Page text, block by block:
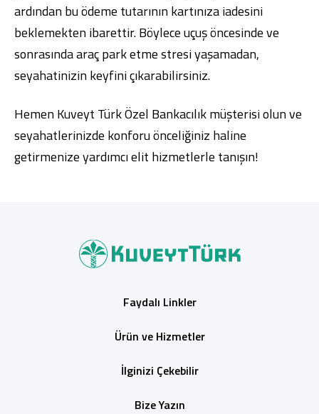
ardından bu ödeme tutarının kartınıza iadesini
beklemekten ibarettir. Böylece uçuş öncesinde ve
sonrasında araç park etme stresi yaşamadan,
seyahatinizin keyfini çıkarabilirsiniz.
Hemen Kuveyt Türk Özel Bankacılıkmüşterisi olunve
seyahatlerinizde konforu önceliğiniz haline
getirmenize yardımcı elit hizmetlerle tanışın!
Faydalı Linkler
Ürün ve Hizmetler
İlginizi Çekebilir
Bize Yazın